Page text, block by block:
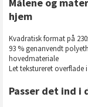
hjem
Kvadratisk format på
93 % genanvendt
hovedmateriale
Let tekstureret overflade
Passer det ind i